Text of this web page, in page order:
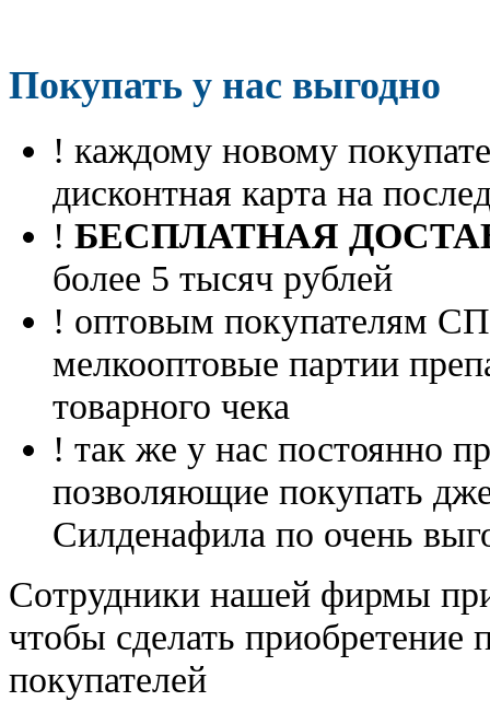
Покупать у нас выгодно
! каждому новому
дисконтная карта на
! БЕСПЛАТНАЯ
более 5 тысяч рублей
! оптовым покупателям
мелкооптовые партии
товарного чека
! так же у нас постоянно
позволяющие покупать
Силденафила по очень
Cотрудники нашей фирмы
чтобы сделать приобретение
покупателей